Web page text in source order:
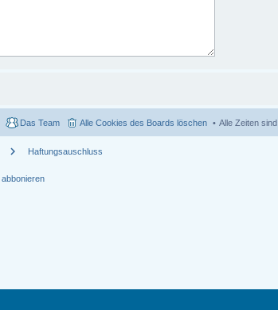
Alle Zeiten sind
Alle Cookies des Boards löschen
Das Team
chevron_right Haftungsauschluss